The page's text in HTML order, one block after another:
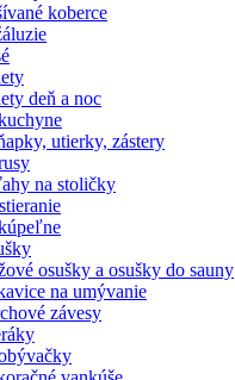
koberce
deň a noc
utierky, zástery
na stoličky
osušky a osušky do sauny
na umývanie
závesy